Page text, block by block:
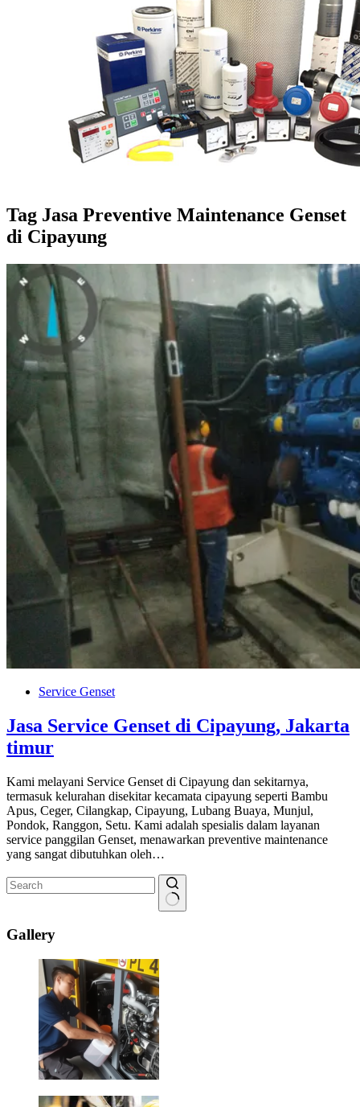
Tag Jasa Preventive Maintenance Genset
di Cipayung
Service Genset
Jasa Service Genset di Cipayung, Jakarta
timur
Kami melayani Service Genset di Cipayung dan sekitarnya,
termasuk kelurahan disekitar kecamata cipayung seperti Bambu
Apus, Ceger, Cilangkap, Cipayung, Lubang Buaya, Munjul,
Pondok, Ranggon, Setu. Kami adalah spesialis dalam layanan
service panggilan Genset, menawarkan preventive maintenance
yang sangat dibutuhkan oleh…
results
Gallery